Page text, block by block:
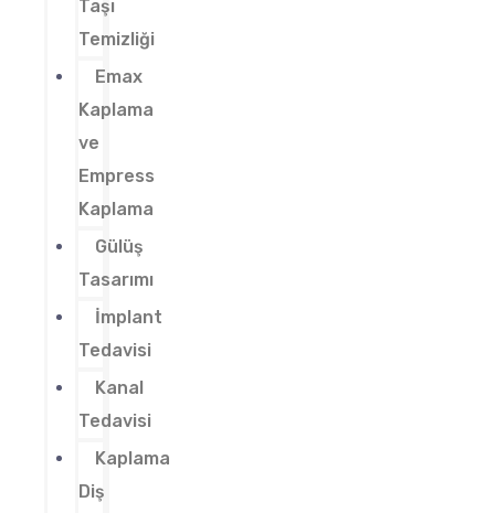
Taşı
Temizliği
Emax
Kaplama
ve
Empress
Kaplama
Gülüş
Tasarımı
İmplant
Tedavisi
Kanal
Tedavisi
Kaplama
Diş